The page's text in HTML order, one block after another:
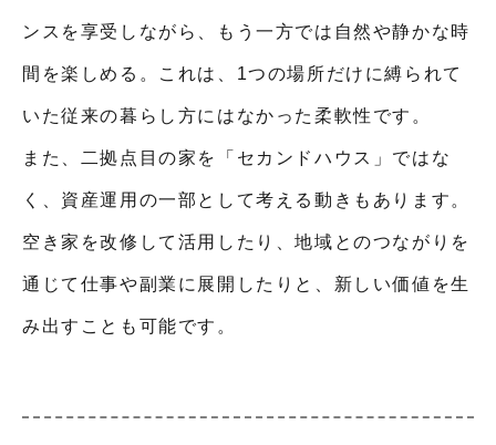
ンスを享受しながら、もう一方では自然や静かな時
間を楽しめる。これは、1つの場所だけに縛られて
いた従来の暮らし方にはなかった柔軟性です。
また、二拠点目の家を「セカンドハウス」ではな
く、資産運用の一部として考える動きもあります。
空き家を改修して活用したり、地域とのつながりを
通じて仕事や副業に展開したりと、新しい価値を生
み出すことも可能です。